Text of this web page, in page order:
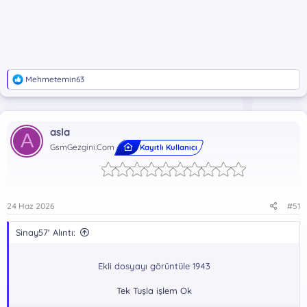
T
e
p
k
l
e
r
Mehmetemin63
A asla
GsmGezgini.Com Kayıtlı Kullanıcı
24 Haz 2026 #51
Sinay57' Alıntı:
Ekli dosyayı görüntüle 1943
Tek Tuşla işlem Ok